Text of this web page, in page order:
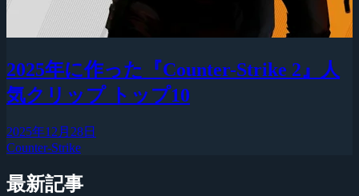
2025年に作った『Counter-Strike 2』人
気クリップ トップ10
2025年12月28日
Counter-Strike
最新記事